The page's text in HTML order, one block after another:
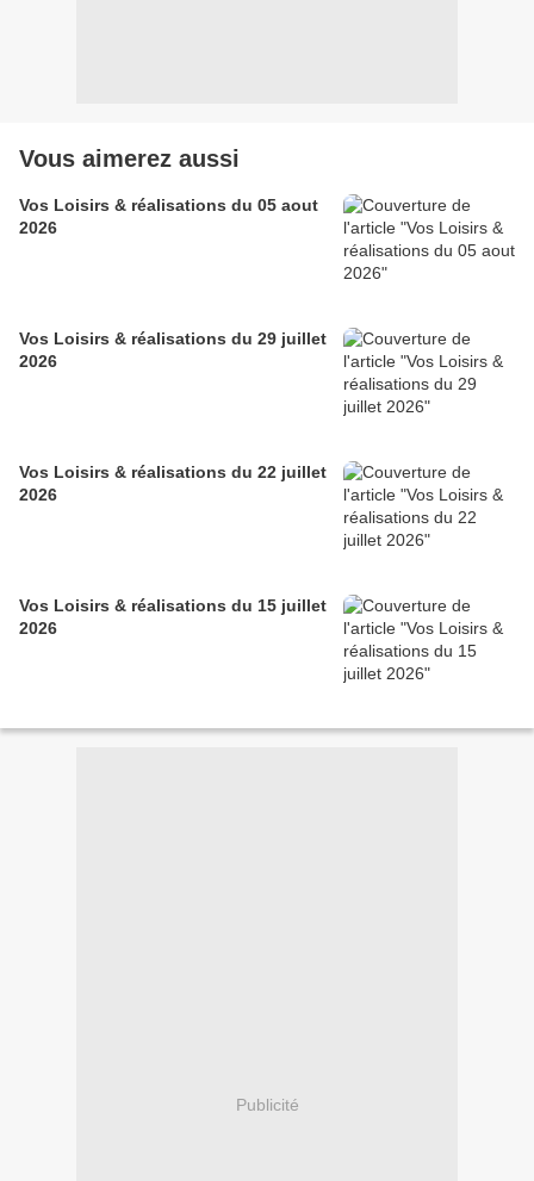
Vous aimerez aussi
Vos Loisirs & réalisations du 05 aout
2026
Vos Loisirs & réalisations du 29 juillet
2026
Vos Loisirs & réalisations du 22 juillet
2026
Vos Loisirs & réalisations du 15 juillet
2026
Publicité